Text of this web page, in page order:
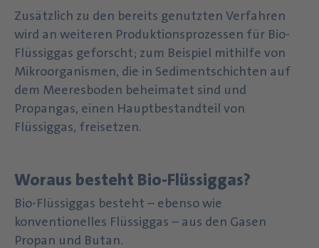
Zusätzlich zu den bereits genutzten Verfahren
wird an weiteren Produktionsprozessen für Bio-
Flüssiggas geforscht; zum Beispiel mithilfe von
Mikroorganismen, die in Sedimentschichten auf
dem Meeresboden beheimatet sind und
Propangas, einen Hauptbestandteil von
Flüssiggas, freisetzen.
Woraus besteht Bio-Flüssiggas?
Bio-Flüssiggas besteht – ebenso wie
konventionelles Flüssiggas – aus den Gasen
Propan und Butan.